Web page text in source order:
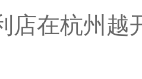
店在杭州越